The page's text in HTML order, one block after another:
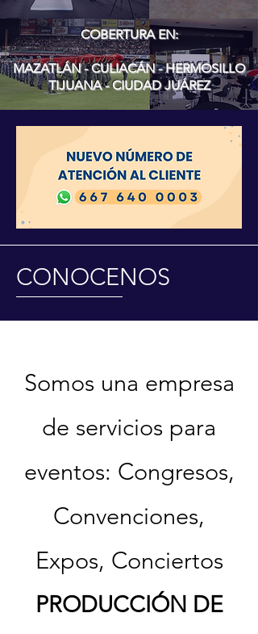
COBERTURA EN:
MAZATLÁN - CULIACÁN - HERMOSILLO
TIJUANA - CIUDAD JUÁREZ
CONOCENOS
Somos una empresa
de servicios para
eventos: Congresos,
Convenciones,
Expos, Conciertos
PRODUCCIÓN DE